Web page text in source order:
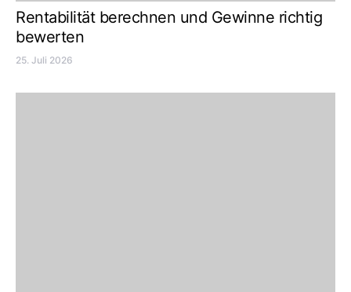
Rentabilität berechnen und Gewinne richtig
bewerten
25. Juli 2026